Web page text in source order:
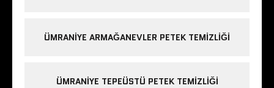
ÜMRANIYE ARMAĞANEVLER PETEK TEMIZLIĞI
ÜMRANIYE TEPEÜSTÜ PETEK TEMIZLIĞI